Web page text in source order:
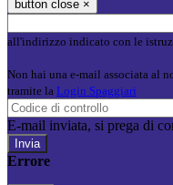
button close ×
all'indirizzo indicato con le
Non hai una e-mail associata al
tramite la Login Spaggiari
E-mail inviata, si prega di
Errore